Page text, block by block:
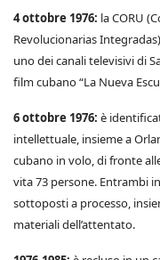
4 ottobre 1976: la CORU
Revolucionarias
uno dei canali televisivi di
film cubano “La Nueva
6 ottobre 1976: è
intellettuale, insieme a
cubano in volo, di fronte
vita 73 persone. Entrambi
sottoposti a processo,
materiali dell’attentato.